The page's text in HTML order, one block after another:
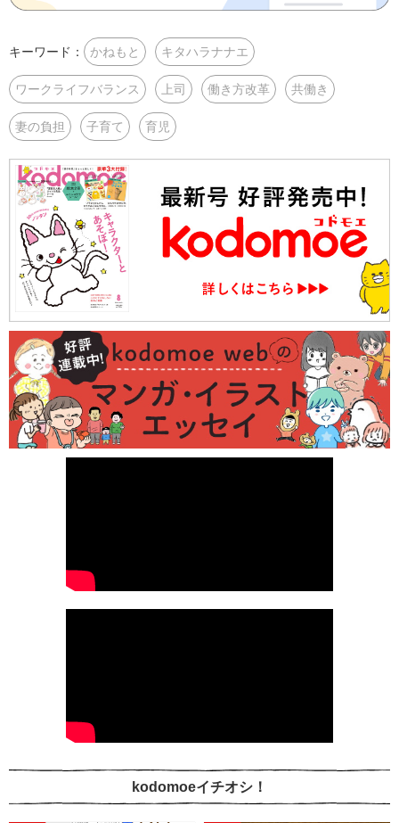
キーワード： かねもと キタハラナナエ
ワークライフバランス 上司 働き方改革 共働き
妻の負担 子育て 育児
kodomoeイチオシ！